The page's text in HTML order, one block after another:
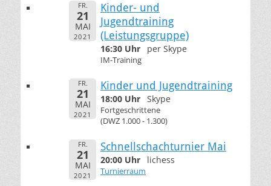
FR.
21
MAI
2021
Kinder- und
Jugendtraining
(Leistungsgruppe)
16:30 Uhr per Skype
IM-Training
FR.
21
MAI
2021
Kinder und Jugendtraining
18:00 Uhr Skype
Fortgeschrittene
(DWZ 1.000 - 1.300)
FR.
21
MAI
2021
Schnellschachturnier Mai
20:00 Uhr lichess
Turnierraum